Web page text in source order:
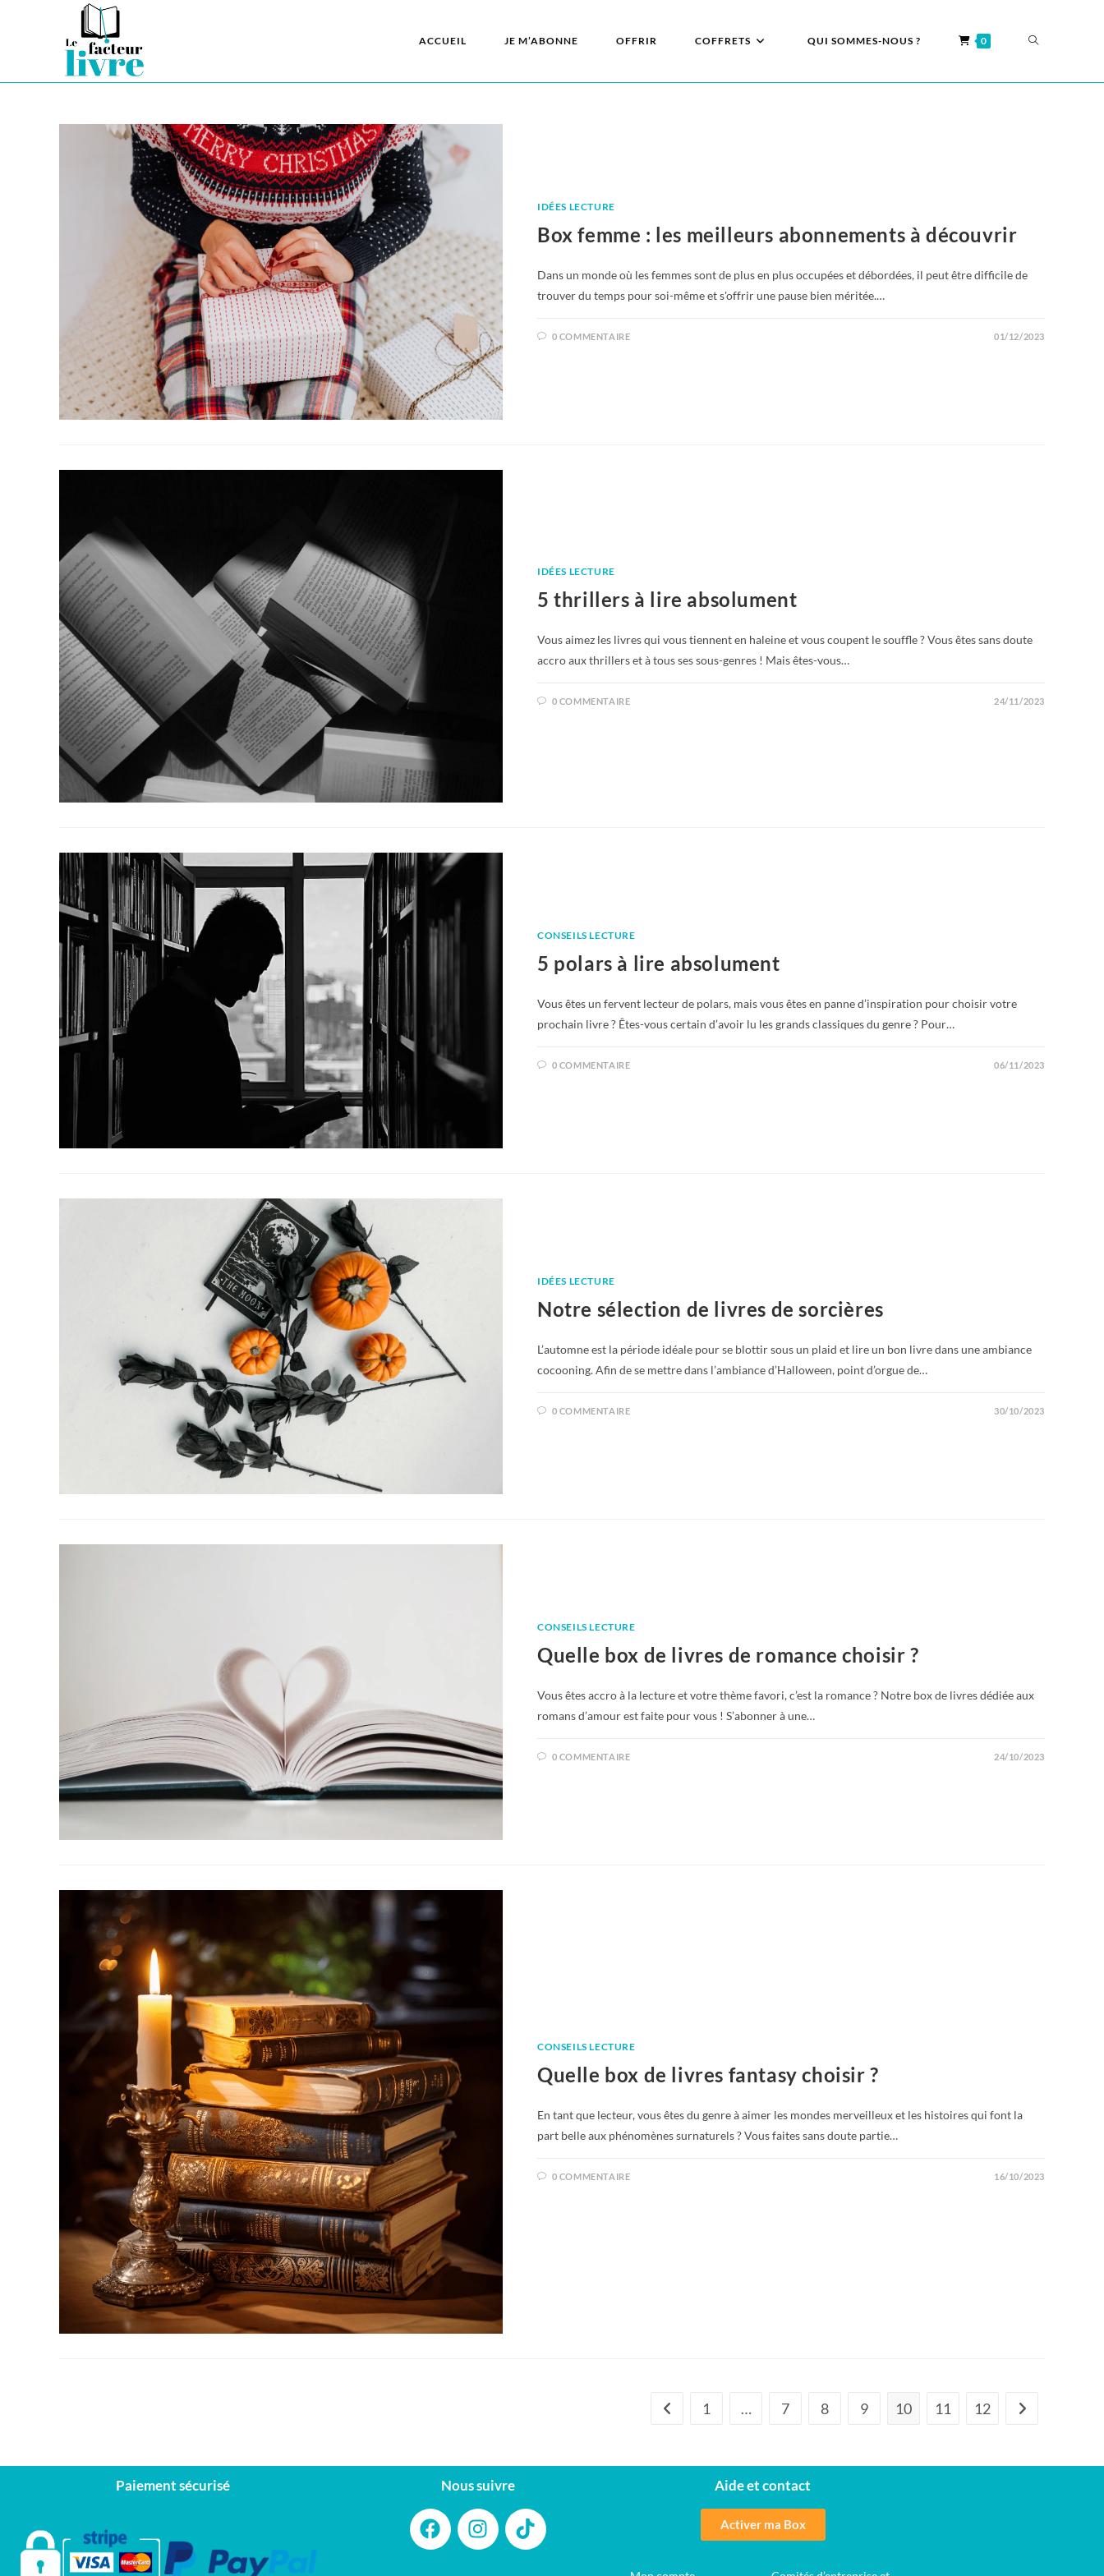
ACCUEIL JE M’ABONNE OFFRIR COFFRETS QUI SOMMES-NOUS ? 0
IDÉES LECTURE
Box femme : les meilleurs abonnements à découvrir
Dans un monde où les femmes sont de plus en plus occupées et débordées, il peut être difficile de
trouver du temps pour soi-même et s'offrir une pause bien méritée.…
0 COMMENTAIRE 01/12/2023
IDÉES LECTURE
5 thrillers à lire absolument
Vous aimez les livres qui vous tiennent en haleine et vous coupent le souffle ? Vous êtes sans doute
accro aux thrillers et à tous ses sous-genres ! Mais êtes-vous…
0 COMMENTAIRE 24/11/2023
CONSEILS LECTURE
5 polars à lire absolument
Vous êtes un fervent lecteur de polars, mais vous êtes en panne d’inspiration pour choisir votre
prochain livre ? Êtes-vous certain d’avoir lu les grands classiques du genre ? Pour…
0 COMMENTAIRE 06/11/2023
IDÉES LECTURE
Notre sélection de livres de sorcières
L’automne est la période idéale pour se blottir sous un plaid et lire un bon livre dans une ambiance
cocooning. Afin de se mettre dans l’ambiance d’Halloween, point d’orgue de…
0 COMMENTAIRE 30/10/2023
CONSEILS LECTURE
Quelle box de livres de romance choisir ?
Vous êtes accro à la lecture et votre thème favori, c’est la romance ? Notre box de livres dédiée aux
romans d’amour est faite pour vous ! S’abonner à une…
0 COMMENTAIRE 24/10/2023
CONSEILS LECTURE
Quelle box de livres fantasy choisir ?
En tant que lecteur, vous êtes du genre à aimer les mondes merveilleux et les histoires qui font la
part belle aux phénomènes surnaturels ? Vous faites sans doute partie…
0 COMMENTAIRE 16/10/2023
1 … 7 8 9 10 11 12
Paiement sécurisé Nous suivre Aide et contact
Activer ma Box